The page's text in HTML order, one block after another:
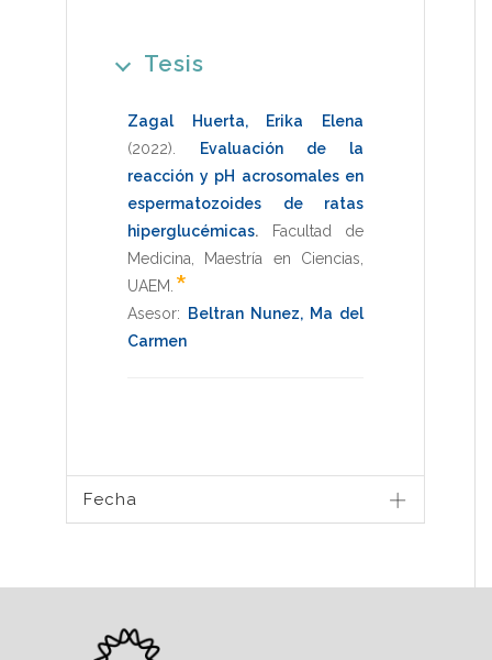
Tesis
Zagal Huerta, Erika Elena
(2022)
Evaluación de la
reacción y pH acrosomales en
espermatozoides de ratas
hiperglucémicas.
Facultad de
Medicina
Maestría en Ciencias
UAEM *
Asesor: Beltran Nunez, Ma del
Carmen
Fecha